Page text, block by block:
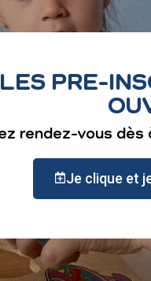
PRE-
rendez-vous
Je clique et